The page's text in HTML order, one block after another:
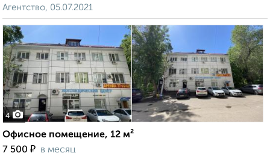
Агентство, 05.07.2021
4
Офисное помещение, 12 м²
7 500 ₽ в месяц